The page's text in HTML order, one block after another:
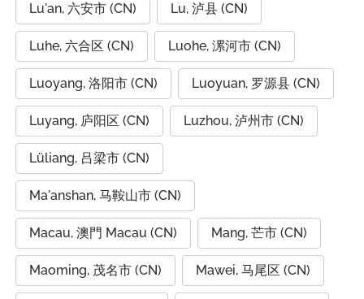
Lu'an, 六安市 (CN) Lu, 泸县 (CN)
Luhe, 六合区 (CN) Luohe, 漯河市 (CN)
Luoyang, 洛阳市 (CN) Luoyuan, 罗源县 (CN)
Luyang, 庐阳区 (CN) Luzhou, 泸州市 (CN)
Lüliang, 吕梁市 (CN)
Ma'anshan, 马鞍山市 (CN)
Macau, 澳門 Macau (CN) Mang, 芒市 (CN)
Maoming, 茂名市 (CN) Mawei, 马尾区 (CN)